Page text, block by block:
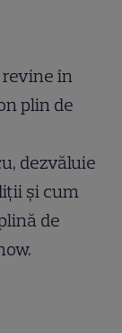
în
plin de
dezvăluie
și cum
de